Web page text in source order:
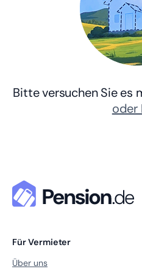
Bitte versuchen Sie es
oder
Für Vermieter
Über uns